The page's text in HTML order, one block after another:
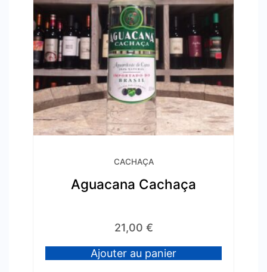
CACHAÇA
Aguacana Cachaça
21,00 €
Ajouter au panier